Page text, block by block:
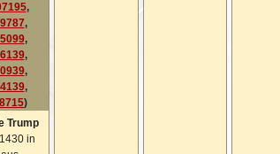
,
,
,
,
,
,
)
Trump
in